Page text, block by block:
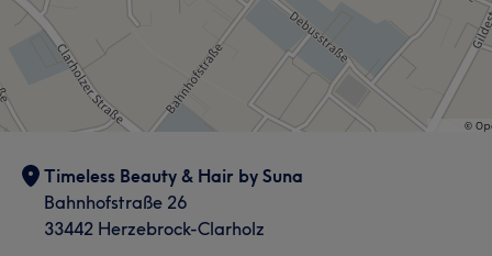
Timeless Beauty & Hair by Suna
Bahnhofstraße 26
33442 Herzebrock-Clarholz